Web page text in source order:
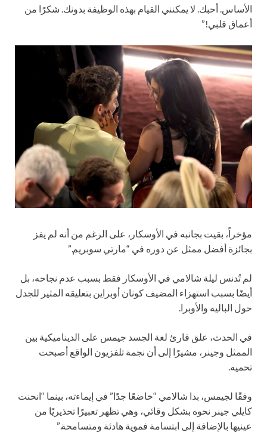
الأساس. أحبك. لا يمكنني القيام بهذه الوظيفة بدونك. شكرًا من
أعماق قلبي!”
مؤخراً، بقيت بجانبه في الأوسكار، على الرغم من أنه لم يفز
بجائزة أفضل ممثل عن دوره في “مارتي سوبريم.”
لم تُدنس ليلة شالامي في الأوسكار فقط بسبب عدم نجاحه، بل
أيضًا بسبب استهزاء المضيف كونان أوبراين بتعليقه المثير للجدل
حول الباليه والأوبرا.
في الحدث، علق قارئ لغة الجسد جيمس على الديناميكية بين
الممثل وجينر، مشيرًا إلى أن نجمة تلفزيون الواقع أصبحت
تحميه.
وفقًا لجيمس، بدا شالامي “خاضعًا جدًا” في إيماءته، بينما “انحنت
كايلي جينر نحوه بشكل وقائي، وهي تظهر تعبيرًا تحذيريًا من
عينيها بالإضافة إلى ابتسامة فموية هادئة ومتسامحة.”